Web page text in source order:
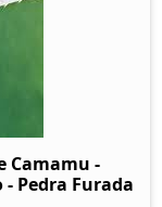
Camamu -
Pedra Furada